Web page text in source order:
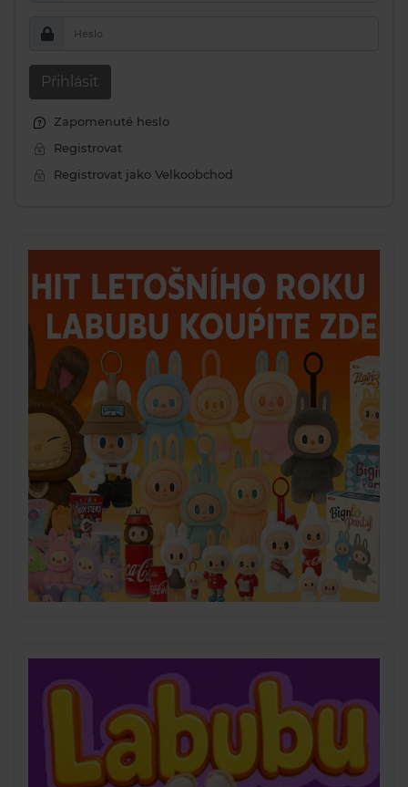
Heslo
Přihlásit
Zapomenuté heslo
Registrovat
Registrovat jako Velkoobchod